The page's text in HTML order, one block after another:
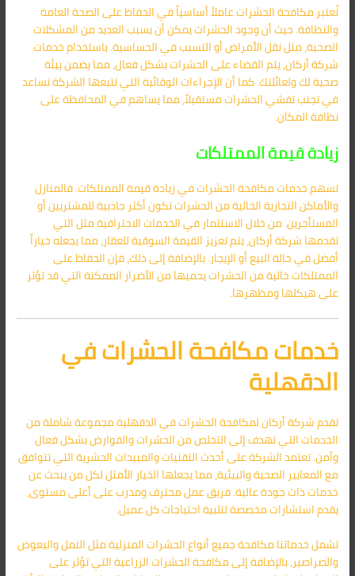
تُعتبر مكافحة الحشرات عاملاً أساسياً في الحفاظ على الصحة العامة
والنظافة. حيث أن وجود الحشرات يمكن أن يسبب العديد من المشكلات
الصحية، مثل نقل الأمراض أو التسبب في الحساسية. باستخدام خدمات
شركة أركان، يتم القضاء على الحشرات بشكل فعال، مما يضمن بيئة
صحية لك ولعائلتك. كما أن الإجراءات الوقائية التي تتبعها الشركة تساعد
في تجنب تفشي الحشرات مستقبلاً، مما يساهم في المحافظة على
نظافة المكان.
زيادة قيمة الممتلكات
تسهم خدمات مكافحة الحشرات في زيادة قيمة الممتلكات. فالمنازل
والأماكن التجارية الخالية من الحشرات تكون أكثر جاذبية للمشتريين أو
المستأجرين. من خلال الاستثمار في الخدمات الاحترافية مثل التي
تقدمها شركة أركان، يتم تعزيز القيمة السوقية للعقار، مما يجعله خياراً
أفضل في حالة البيع أو الإيجار. بالإضافة إلى ذلك، فإن الحفاظ على
الممتلكات خالية من الحشرات يحميها من الأضرار الممكنة التي قد تؤثر
على هيكلها ومظهرها.
خدمات مكافحة الحشرات في
الدقهلية
تقدم شركة أركان لمكافحة الحشرات في الدقهلية مجموعة شاملة من
الخدمات التي تهدف إلى التخلص من الحشرات والقوارض بشكل فعال
وآمن. تعتمد الشركة على أحدث التقنيات والمبيدات الحشرية التي تتوافق
مع المعايير الصحية والبيئية، مما يجعلها الخيار الأمثل لكل من يبحث عن
خدمات ذات جودة عالية. فريق عمل محترف ومدرب على أعلى مستوى،
يقدم استشارات مخصصة لتلبية احتياجات كل عميل.
تشمل خدماتنا مكافحة جميع أنواع الحشرات المنزلية مثل النمل والبعوض
والصراصير، بالإضافة إلى مكافحة الحشرات الزراعية التي تؤثر على